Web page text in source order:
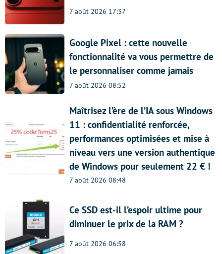
7 août 2026 17:37
Google Pixel : cette nouvelle
fonctionnalité va vous permettre de
le personnaliser comme jamais
7 août 2026 08:52
Maîtrisez l’ère de l’IA sous Windows
11 : confidentialité renforcée,
performances optimisées et mise à
niveau vers une version authentique
de Windows pour seulement 22 € !
7 août 2026 08:48
Ce SSD est-il l’espoir ultime pour
diminuer le prix de la RAM ?
7 août 2026 06:58